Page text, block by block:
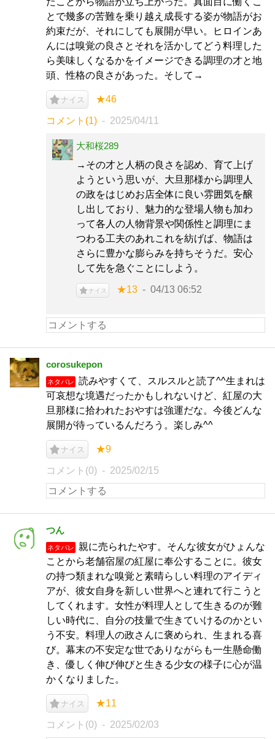
とで幾多の苦難を乗り越え成長する姿が物語がお
約束だが、それにしても展開が早い。ヒロインあ
んには嗅覚の良さとそれを活かしてどう料理した
ら美味しくなるかをイメージできる調理の才と地
頭、性格の良さがあった。そして→
ナイス ★46
コメント(1) 2025/04/11
大和桜289
→その才と人柄の良さを認め、育て上げ
ようという思いが、大旦那様から調理人
の政をはじめお店全体に良い雰囲気を醸
し出しており、魅力的な登場人物も加わ
って各人の人物背景や関係性と調理にま
つわる工夫のあれこれを紡げば、物語は
さらに豊かな膨らみを持ちそうだ。安心
して先を急ぐことにしよう。
ナイス ★13 04/13 06:52
corosukepon
ネタバレ
読みやすくて、スルスルと読了^^生まれは
可哀想な境遇だったかもしれないけど、紅屋の大
旦那様に拾われたおやすは強運だな。今後どんな
展開が待っているんだろう。楽しみ^^
ナイス ★9
コメント(0) 2025/02/15
つん
ネタバレ
親に売られたやす。そんな彼女がひょんな
ことから老舗宿屋の紅屋に奉公することに。彼女
の持つ類まれな嗅覚と素晴らしい料理のアイディ
アが、彼女自身を新しい世界へと連れて行こうと
してくれます。女性が料理人として生きるのが難
しい時代に、自分の技量で生きていけるのかとい
う不安。料理人の政さんに褒められ、生まれる喜
び。幕末の不安定な世でありながらも一生懸命働
き、優しく伸び伸びと生きる少女の様子に心が温
かくなりました。
ナイス ★11
コメント(0) 2025/02/03